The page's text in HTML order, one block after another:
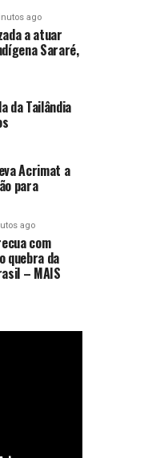
ago
a atuar
Sararé,
da Tailândia
Acrimat a
para
ago
com
quebra da
– MAIS